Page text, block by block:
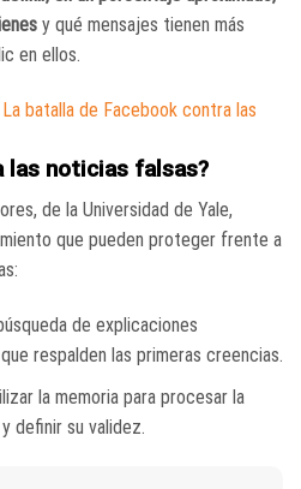
y qué mensajes tienen más
en ellos.
La batalla de Facebook contra las
las noticias falsas?
de la Universidad de Yale,
que pueden proteger frente a
de explicaciones
respalden las primeras creencias.
la memoria para procesar la
definir su validez.